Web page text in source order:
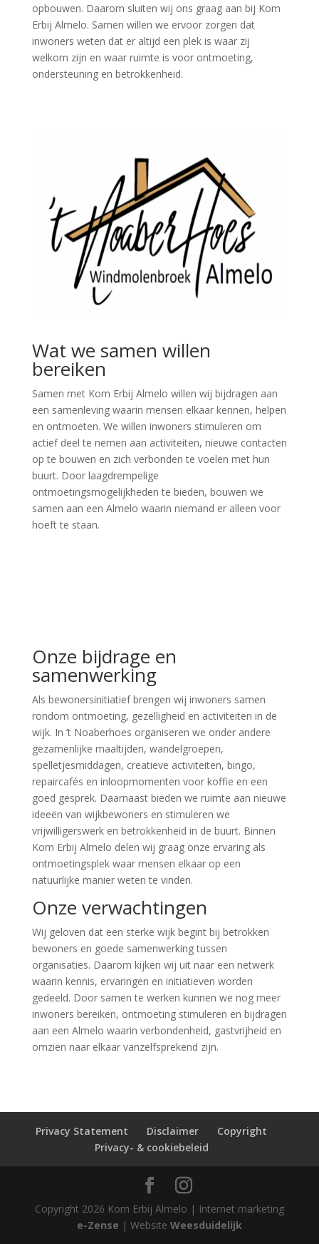
opbouwen. Daarom sluiten wij ons graag aan bij Kom
Erbij Almelo. Samen willen we ervoor zorgen dat
inwoners weten dat er altijd een plek is waar zij
welkom zijn en waar ruimte is voor ontmoeting,
ondersteuning en betrokkenheid.
Wat we samen willen
bereiken
Samen met Kom Erbij Almelo willen wij bijdragen aan
een samenleving waarin mensen elkaar kennen, helpen
en ontmoeten. We willen inwoners stimuleren om
actief deel te nemen aan activiteiten, nieuwe contacten
op te bouwen en zich verbonden te voelen met hun
buurt. Door laagdrempelige
ontmoetingsmogelijkheden te bieden, bouwen we
samen aan een Almelo waarin niemand er alleen voor
hoeft te staan.
Onze bijdrage en
samenwerking
Als bewonersinitiatief brengen wij inwoners samen
rondom ontmoeting, gezelligheid en activiteiten in de
wijk. In ’t Noaberhoes organiseren we onder andere
gezamenlijke maaltijden, wandelgroepen,
spelletjesmiddagen, creatieve activiteiten, bingo,
repaircafés en inloopmomenten voor koffie en een
goed gesprek. Daarnaast bieden we ruimte aan nieuwe
ideeën van wijkbewoners en stimuleren we
vrijwilligerswerk en betrokkenheid in de buurt. Binnen
Kom Erbij Almelo delen wij graag onze ervaring als
ontmoetingsplek waar mensen elkaar op een
natuurlijke manier weten te vinden.
Onze verwachtingen
Wij geloven dat een sterke wijk begint bij betrokken
bewoners en goede samenwerking tussen
organisaties. Daarom kijken wij uit naar een netwerk
waarin kennis, ervaringen en initiatieven worden
gedeeld. Door samen te werken kunnen we nog meer
inwoners bereiken, ontmoeting stimuleren en bijdragen
aan een Almelo waarin verbondenheid, gastvrijheid en
omzien naar elkaar vanzelfsprekend zijn.
Privacy Statement Disclaimer
Copyright
Privacy- & cookiebeleid
Copyright 2026 Kom Erbij Almelo | Internet marketing
e-Zense | Website Weesduidelijk